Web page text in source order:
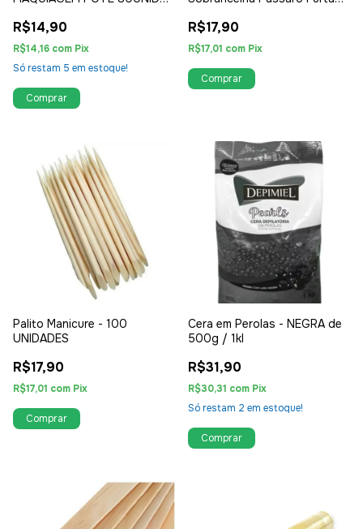
R$14,90
R$14,16 com Pix
Só restam 5 em estoque!
R$17,90
R$17,01 com Pix
Palito Manicure - 100
UNIDADES
R$17,90
R$17,01 com Pix
Cera em Perolas - NEGRA de
500g / 1kl
R$31,90
R$30,31 com Pix
Só restam 2 em estoque!
Comprar